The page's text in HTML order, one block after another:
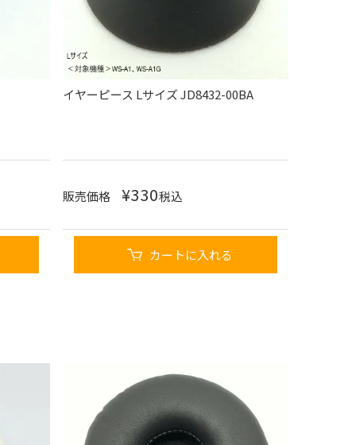
イヤーピース Lサイズ JD8432-00BA
販売価格 ¥330税込
カートに入れる